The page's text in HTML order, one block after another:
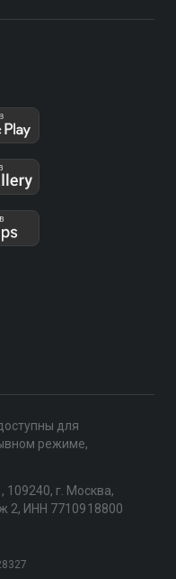
для
режиме,
г. Москва,
2, ИНН 7710918800